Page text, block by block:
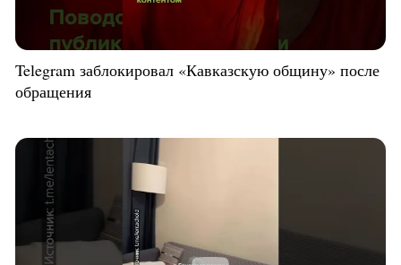
Telegram заблокировал «Кавказскую общину» после
обращения